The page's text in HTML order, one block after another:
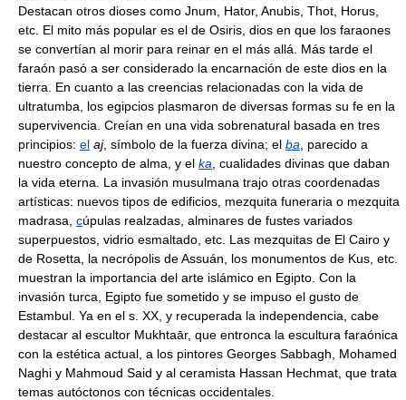
Destacan otros dioses como Jnum, Hator, Anubis, Thot, Horus,
etc. El mito más popular es el de Osiris, dios en que los faraones
se convertían al morir para reinar en el más allá. Más tarde el
faraón pasó a ser considerado la encarnación de este dios en la
tierra. En cuanto a las creencias relacionadas con la vida de
ultratumba, los egipcios plasmaron de diversas formas su fe en la
supervivencia. Creían en una vida sobrenatural basada en tres
principios: el aj, símbolo de la fuerza divina; el ba , parecido a
nuestro concepto de alma, y el ka , cualidades divinas que daban
la vida eterna. La invasión musulmana trajo otras coordenadas
artísticas: nuevos tipos de edificios, mezquita funeraria o mezquita
madrasa, cúpulas realzadas, alminares de fustes variados
superpuestos, vidrio esmaltado, etc. Las mezquitas de El Cairo y
de Rosetta, la necrópolis de Assuán, los monumentos de Kus, etc.
muestran la importancia del arte islámico en Egipto. Con la
invasión turca, Egipto fue sometido y se impuso el gusto de
Estambul. Ya en el s. XX, y recuperada la independencia, cabe
destacar al escultor Mukhtaār, que entronca la escultura faraónica
con la estética actual, a los pintores Georges Sabbagh, Mohamed
Naghi y Mahmoud Said y al ceramista Hassan Hechmat, que trata
temas autóctonos con técnicas occidentales.